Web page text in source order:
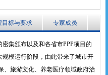
注册
目标与要求 专家成员
集颁布以及和各省市PPP项目的
规模运行阶段，由此带来了城市开
、旅游文化、养老医疗领域政府治